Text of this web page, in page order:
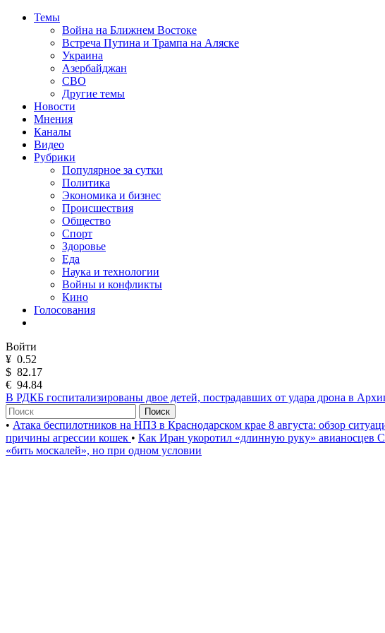
Темы
Война на Ближнем Востоке
Встреча Путина и Трампа на Аляске
Украина
Азербайджан
СВО
Другие темы
Новости
Мнения
Каналы
Видео
Рубрики
Популярное за сутки
Политика
Экономика и бизнес
Происшествия
Общество
Спорт
Здоровье
Еда
Наука и технологии
Войны и конфликты
Кино
Голосования
Войти
¥ 0.52
$ 82.17
€ 94.84
В РДКБ госпитализированы двое детей, пострадавших от удара дрона в
Поиск
• Атака беспилотников на НПЗ в Краснодарском крае 8 августа: обзор
причины агрессии кошек • Как Иран укоротил «длинную руку» авианосцев
«бить москалей», но при одном условии